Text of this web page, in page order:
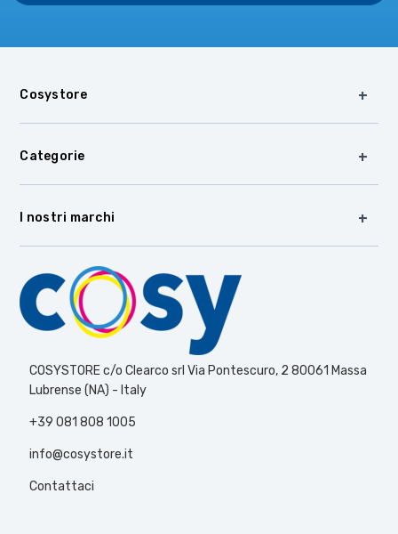
Cosystore
Categorie
I nostri marchi
COSYSTORE c/o Clearco srl Via Pontescuro, 2 80061 Massa
Lubrense (NA) - Italy
+39 081 808 1005
info@cosystore.it
Contattaci